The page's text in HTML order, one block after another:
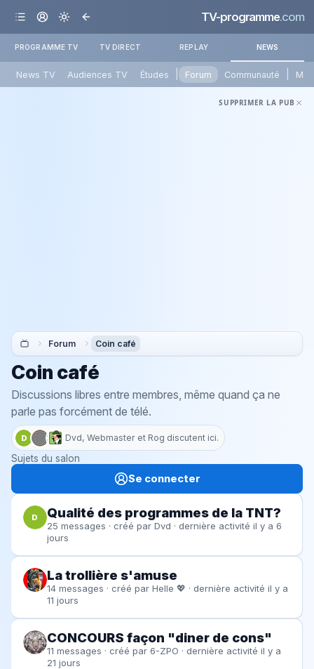
TV-programme.com
PROGRAMME TV TV DIRECT REPLAY NEWS
News TV Audiences TV Études Forum Communauté
SUPPRIMER LA PUB
Forum Coin café
Coin café
Discussions libres entre membres, même quand ça ne
parle pas forcément de télé.
D Dvd, Webmaster et Rog discutent ici.
Sujets du salon
Se connecter
D Qualité des programmes de la TNT?
25 messages · créé par Dvd · dernière activité il y a 6
jours
La trollière s'amuse
14 messages · créé par Helle 💖 · dernière activité il y a
11 jours
CONCOURS façon "diner de cons"
11 messages · créé par 6-ZPO · dernière activité il y a
21 jours